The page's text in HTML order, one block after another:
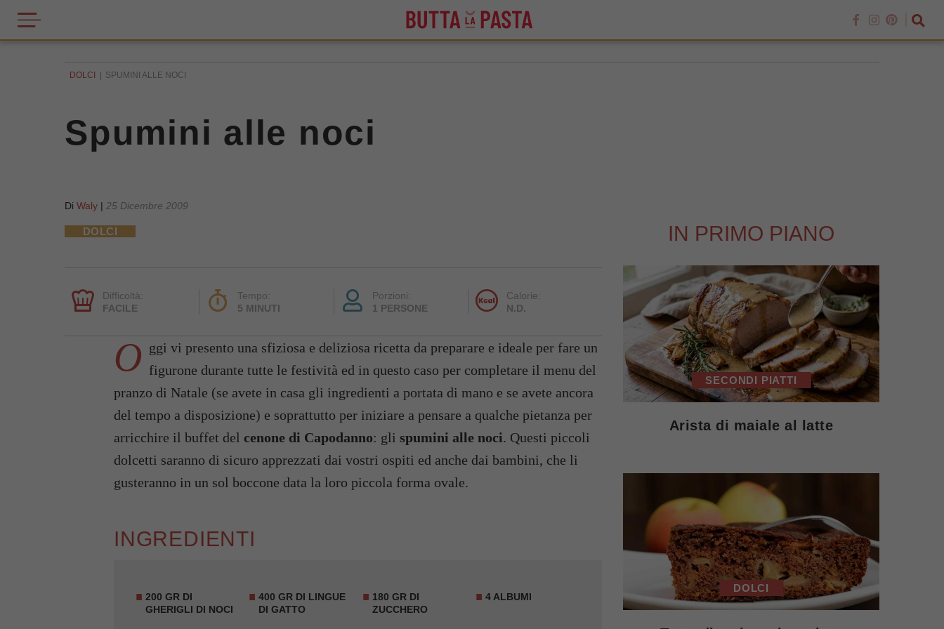
DOLCI SPUMINI ALLE NOCI
Spumini alle noci
Di Waly | 25 Dicembre 2009
DOLCI
Difficoltà:
FACILE
Tempo:
5 MINUTI
Porzioni:
1 PERSONE
Calorie:
N.D.
O ggi vi presento una sfiziosa e deliziosa ricetta da preparare e ideale per fare un
figurone durante tutte le festività ed in questo caso per completare il menu del
pranzo di Natale (se avete in casa gli ingredienti a portata di mano e se avete ancora
del tempo a disposizione) e soprattutto per iniziare a pensare a qualche pietanza per
arricchire il buffet del cenone di Capodanno: gli spumini alle noci. Questi piccoli
dolcetti saranno di sicuro apprezzati dai vostri ospiti ed anche dai bambini, che li
gusteranno in un sol boccone data la loro piccola forma ovale.
INGREDIENTI
200 GR DI
GHERIGLI DI NOCI
400 GR DI LINGUE
DI GATTO
180 GR DI
ZUCCHERO
4 ALBUMI
IN PRIMO PIANO
SECONDI PIATTI
Arista di maiale al latte
DOLCI